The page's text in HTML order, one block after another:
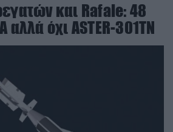
και Rafale: 48
αλλά όχι ASTER-301TN